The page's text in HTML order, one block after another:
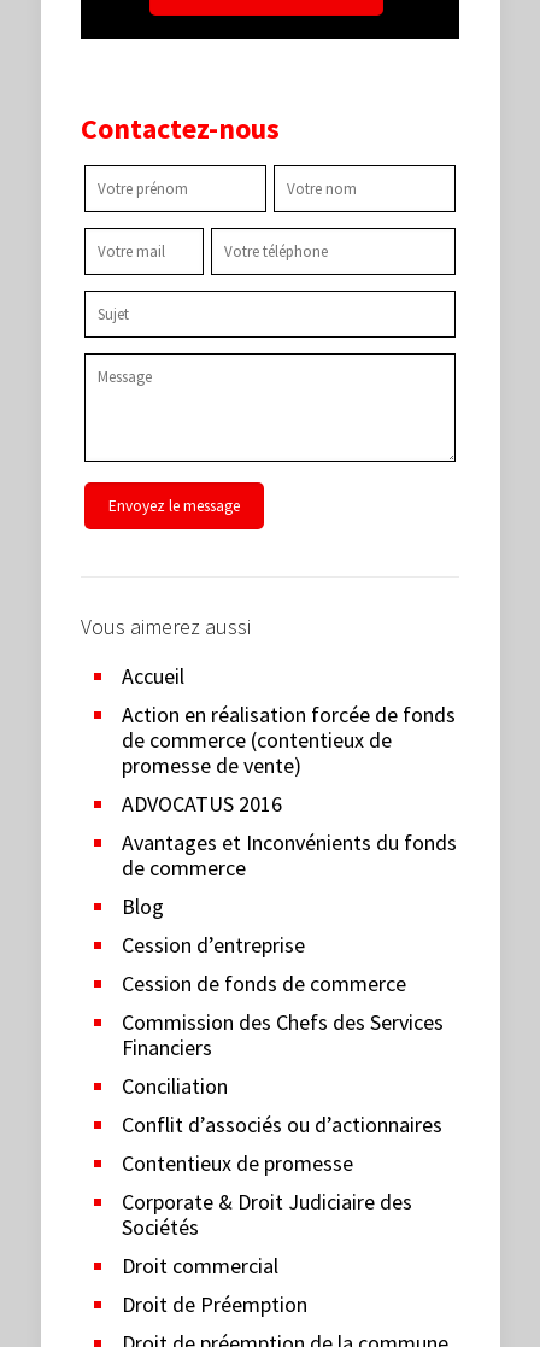
Contactez-nous
Vous aimerez aussi
Accueil
Action en réalisation forcée de fonds
de commerce (contentieux de
promesse de vente)
ADVOCATUS 2016
Avantages et Inconvénients du fonds
de commerce
Blog
Cession d’entreprise
Cession de fonds de commerce
Commission des Chefs des Services
Financiers
Conciliation
Conflit d’associés ou d’actionnaires
Contentieux de promesse
Corporate & Droit Judiciaire des
Sociétés
Droit commercial
Droit de Préemption